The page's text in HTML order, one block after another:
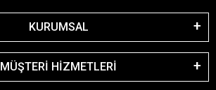
KURUMSAL
MÜŞTERİ HİZMETLERİ